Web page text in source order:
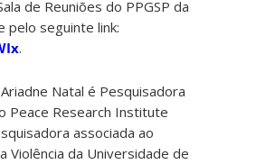
de Reuniões do PPGSP da
pelo seguinte link:
.
Natal é Pesquisadora
Peace Research Institute
associada ao
Violência da Universidade de